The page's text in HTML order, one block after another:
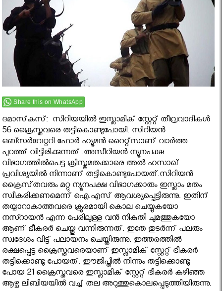
Share this on WhatsApp
ദമാസ്‌കസ്: സിറിയയില്‍ ഇസ്ലാമിക് സ്റ്റേറ്റ് തീവ്രവാദികള്‍
56 ക്രൈസ്തവരെ തട്ടികൊണ്ടുപോയി. സിറിയന്‍
ഒബ്സര്‍വേറ്ററി ഫോര്‍ ഹ്യൂമന്‍ റൈറ്റ്സാണ് വാര്‍ത്ത
പുറത്ത് വിട്ടിരിക്കുന്നത് .അസീറിയന്‍ ന്യൂനപക്ഷ
വിഭാഗത്തില്‍പെട്ട ക്രിസ്തുമതക്കാരെ അല്‍ ഹസാഖ്
പ്രവിശ്യയില്‍ നിന്നാണ് തട്ടികൊണ്ടുപോയത്.സിറിയന്‍
ക്രൈസ്‌തവരും മറ്റു ന്യൂനപക്ഷ വിഭാഗക്കാരും ഇസ്ലാം മതം
സ്വീകരിക്കണമെന്ന്‌ ഐ.എസ്‌ ആവശ്യപ്പെട്ടിരുന്നു. ഇതിന്
തയ്യാറാകാത്തവരെ ക്രൂരമായി കൊല ചെയ്യുകയോ
നസ്റായന്‍ എന്ന പേരിലുള്ള വന്‍ നികുതി ചുമത്തുകയോ
ആണ് ഭീകരര്‍ ചെയ്തു വന്നിരുന്നത്. ഇതേ തുടര്‍ന്ന് പലരും
സ്വദേശം വിട്ട് പലായനം ചെയ്തിരുന്നു. ഇത്തരത്തില്‍
രക്ഷപ്പെട്ട ക്രൈസ്തവരെയാണ് ഇസ്ലാമിക് സ്റ്റേറ്റ് ഭീകരര്‍
തട്ടിക്കൊണ്ടു പോയത്. ഈജിപ്തില്‍ നിന്നും തട്ടിക്കൊണ്ടു
പോയ 21 ക്രൈസ്തവരെ ഇസ്ലാമിക് സ്റ്റേറ്റ് ഭീകരര്‍ കഴിഞ്ഞ
ആഴ്ച ലിബിയയില്‍ വച്ച് തല അറുത്തുകൊലപ്പെടുത്തിയിരുന്നു.